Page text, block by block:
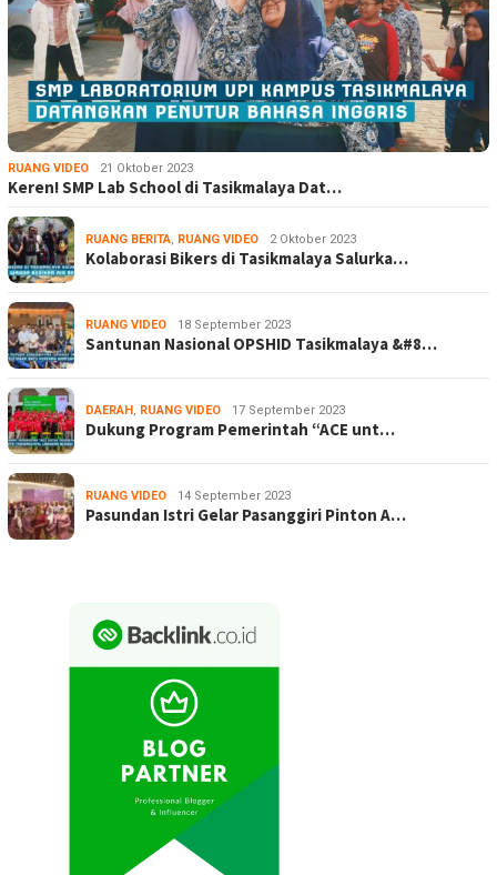
RUANG VIDEO 21 Oktober 2023
Keren! SMP Lab School di Tasikmalaya Dat…
RUANG BERITA, RUANG VIDEO 2 Oktober 2023
Kolaborasi Bikers di Tasikmalaya Salurka…
RUANG VIDEO 18 September 2023
Santunan Nasional OPSHID Tasikmalaya &#8…
DAERAH , RUANG VIDEO 17 September 2023
Dukung Program Pemerintah “ACE unt…
RUANG VIDEO 14 September 2023
Pasundan Istri Gelar Pasanggiri Pinton A…